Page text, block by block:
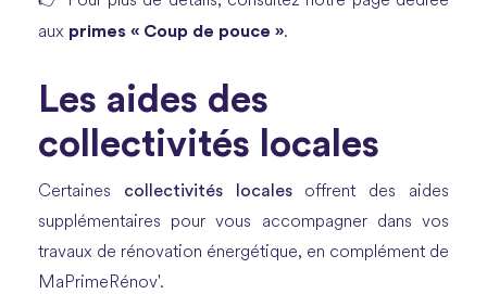
aux primes « Coup de pouce ».
Les aides des
collectivités locales
Certaines collectivités localesoffrent des aides
supplémentaires pour vous accompagner dans vos
travaux de rénovation énergétique, en complément de
MaPrimeRénov'.